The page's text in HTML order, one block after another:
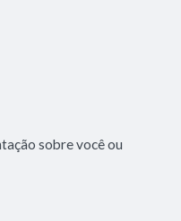
sobre você ou